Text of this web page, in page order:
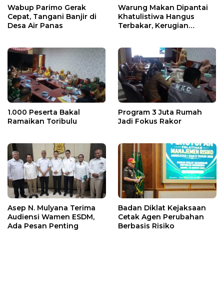
Wabup Parimo Gerak
Cepat, Tangani Banjir di
Desa Air Panas
Warung Makan Dipantai
Khatulistiwa Hangus
Terbakar, Kerugian
1.000 Peserta Bakal
Ramaikan Toribulu
Program 3 Juta Rumah
Jadi Fokus Rakor
Asep N. Mulyana Terima
Audiensi Wamen ESDM,
Ada Pesan Penting
Badan Diklat Kejaksaan
Cetak Agen Perubahan
Berbasis Risiko